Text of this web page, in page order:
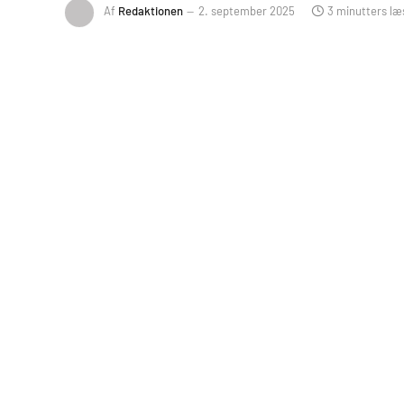
Af Redaktionen 2. september 2025 3 minutters